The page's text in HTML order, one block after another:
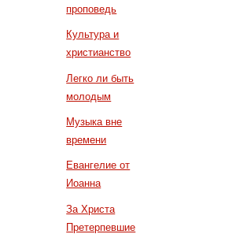
проповедь
Культура и
христианство
Легко ли быть
молодым
Музыка вне
времени
Евангелие от
Иоанна
За Христа
Претерпевшие